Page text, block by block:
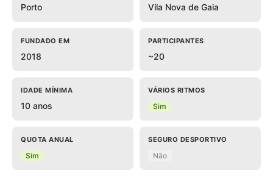
Porto Vila Nova de Gaia
FUNDADO EM
2018
PARTICIPANTES
~20
IDADE MÍNIMA
10 anos
VÁRIOS RITMOS
Sim
QUOTA ANUAL
Sim
SEGURO DESPORTIVO
Não